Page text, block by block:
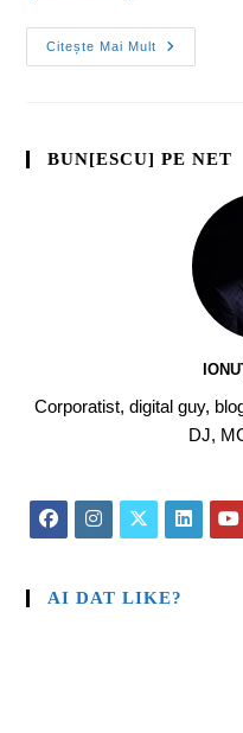
Citește Mai Mult
BUN[ESCU] PE NET
Corporatist, digital guy,
DJ,
AI DAT LIKE?